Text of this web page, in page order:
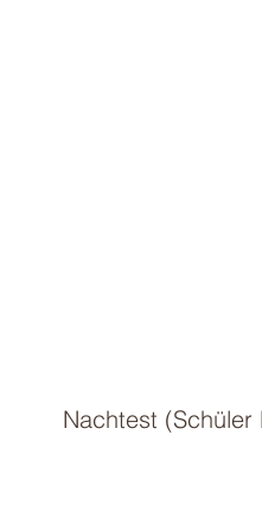
Nachtest (Schüler